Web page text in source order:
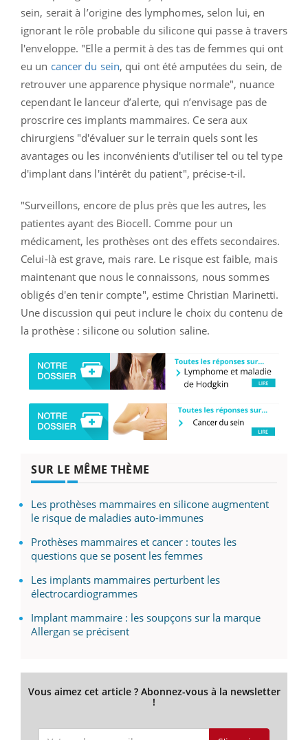
sein, serait à l’origine des lymphomes, selon lui, en
ignorant le rôle probable du silicone qui passe à travers
l'enveloppe. "Elle a permit à des tas de femmes qui ont
eu un cancer du sein, qui ont été amputées du sein, de
retrouver une apparence physique normale", nuance
cependant le lanceur d’alerte, qui n’envisage pas de
proscrire ces implants mammaires. Ce sera aux
chirurgiens "d'évaluer sur le terrain quels sont les
avantages ou les inconvénients d'utiliser tel ou tel type
d'implant dans l'intérêt du patient", précise-t-il.
"Surveillons, encore de plus près que les autres, les
patientes ayant des Biocell. Comme pour un
médicament, les prothèses ont des effets secondaires.
Celui-là est grave, mais rare. Le risque est faible, mais
maintenant que nous le connaissons, nous sommes
obligés d'en tenir compte", estime Christian Marinetti.
Une discussion qui peut inclure le choix du contenu de
la prothèse : silicone ou solution saline.
SUR LE MÊME THÈME
Les prothèses mammaires en silicone augmentent
le risque de maladies auto-immunes
Prothèses mammaires et cancer : toutes les
questions que se posent les femmes
Les implants mammaires perturbent les
électrocardiogrammes
Implant mammaire : les soupçons sur la marque
Allergan se précisent
Vous aimez cet article ? Abonnez-vous à la newsletter
!